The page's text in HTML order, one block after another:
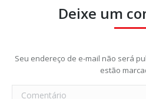
Deixe um
Seu endereço de e-mail não será
estão
Comentário